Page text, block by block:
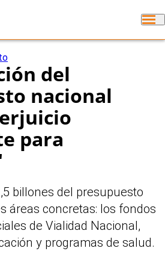
del
nacional
para
billones del presupuesto
áreas concretas: los fondos
de Vialidad Nacional,
y programas de salud.